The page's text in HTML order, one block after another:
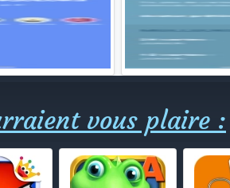
vous plaire :